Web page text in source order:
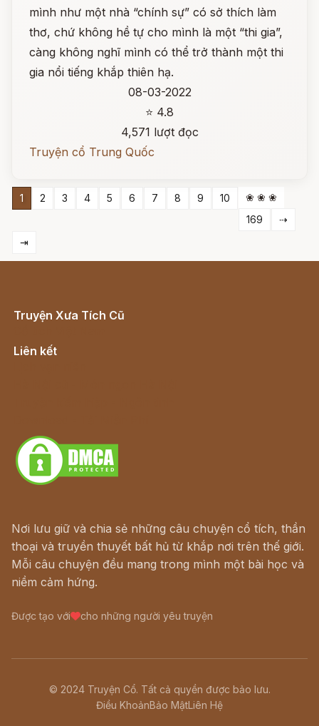
mình như một nhà “chính sự” có sở thích làm
thơ, chứ không hề tự cho mình là một “thi gia”,
càng không nghĩ mình có thể trở thành một thi
gia nổi tiếng khắp thiên hạ.
08-03-2022
⭐ 4.8
4,571 lượt đọc
Truyện cổ Trung Quốc
1 2 3 4 5 6 7 8 9 10
❀ ❀ ❀
169
⇢
⇥
Truyện Xưa Tích Cũ
Liên kết
Nơi lưu giữ và chia sẻ những câu chuyện cổ tích, thần
thoại và truyền thuyết bất hủ từ khắp nơi trên thế giới.
Mỗi câu chuyện đều mang trong mình một bài học và
niềm cảm hứng.
Được tạo với cho những người yêu truyện
© 2024 Truyện Cổ. Tất cả quyền được bảo lưu.
Điều KhoảnBảo MậtLiên Hệ